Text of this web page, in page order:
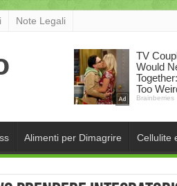
Note Legali
Alimenti per Dimagrire Cellulite